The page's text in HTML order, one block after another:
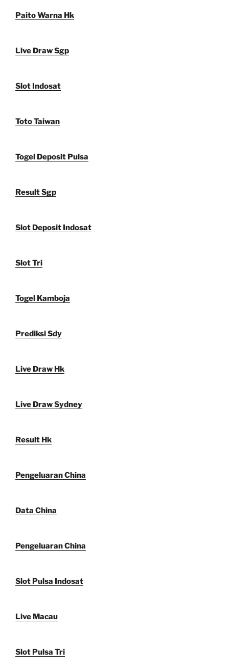
Paito Warna Hk
Live Draw Sgp
Slot Indosat
Toto Taiwan
Togel Deposit Pulsa
Result Sgp
Slot Deposit Indosat
Slot Tri
Togel Kamboja
Prediksi Sdy
Live Draw Hk
Live Draw Sydney
Result Hk
Pengeluaran China
Data China
Pengeluaran China
Slot Pulsa Indosat
Live Macau
Slot Pulsa Tri